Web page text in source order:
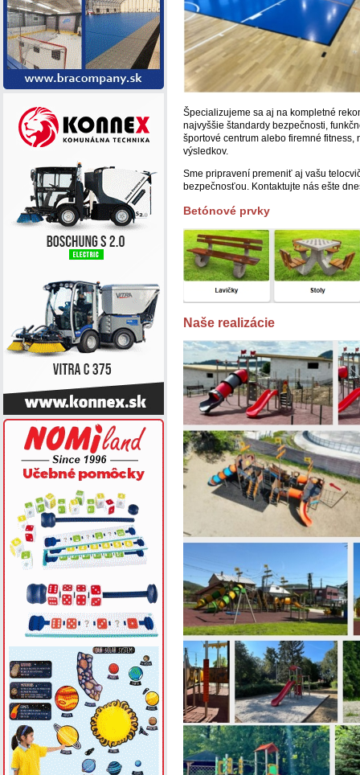
Špecializujeme sa aj na kompletné
najvyššie štandardy bezpečnosti,
športové centrum alebo firemné
výsledkov.
Sme pripravení premeniť aj vašu
bezpečnosťou. Kontaktujte nás ešte
Betónové prvky
Naše realizácie